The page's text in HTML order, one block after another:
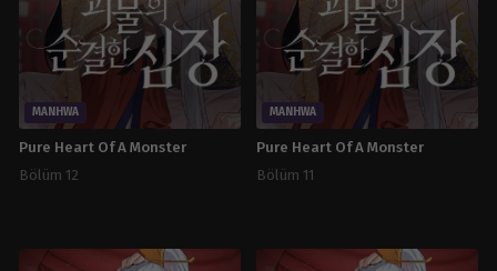
MANHWA
Pure Heart Of A Monster
Bölüm 12
MANHWA
Pure Heart Of A Monster
Bölüm 11